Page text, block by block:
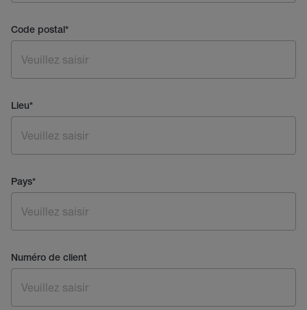
Code postal*
Lieu*
Pays*
Numéro de client